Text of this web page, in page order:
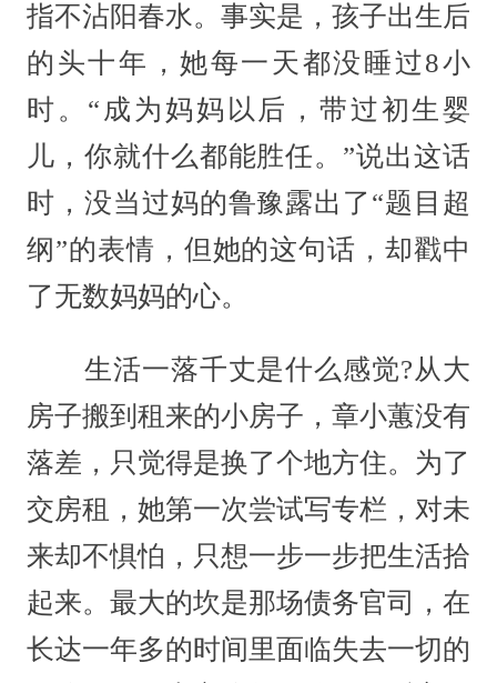
指不沾阳春水。事实是，孩子出生后
的头十年，她每一天都没睡过8小
时。“成为妈妈以后，带过初生婴
儿，你就什么都能胜任。”说出这话
时，没当过妈的鲁豫露出了“题目超
纲”的表情，但她的这句话，却戳中
了无数妈妈的心。
生活一落千丈是什么感觉?从大
房子搬到租来的小房子，章小蕙没有
落差，只觉得是换了个地方住。为了
交房租，她第一次尝试写专栏，对未
来却不惧怕，只想一步一步把生活拾
起来。最大的坎是那场债务官司，在
长达一年多的时间里面临失去一切的